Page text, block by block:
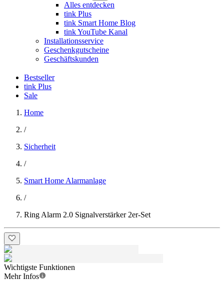
Alles entdecken
tink Plus
tink Smart Home Blog
tink YouTube Kanal
Installationsservice
Geschenkgutscheine
Geschäftskunden
Bestseller
tink Plus
Sale
Home
/
Sicherheit
/
Smart Home Alarmanlage
/
Ring Alarm 2.0 Signalverstärker 2er-Set
Wichtigste Funktionen
Mehr Infos